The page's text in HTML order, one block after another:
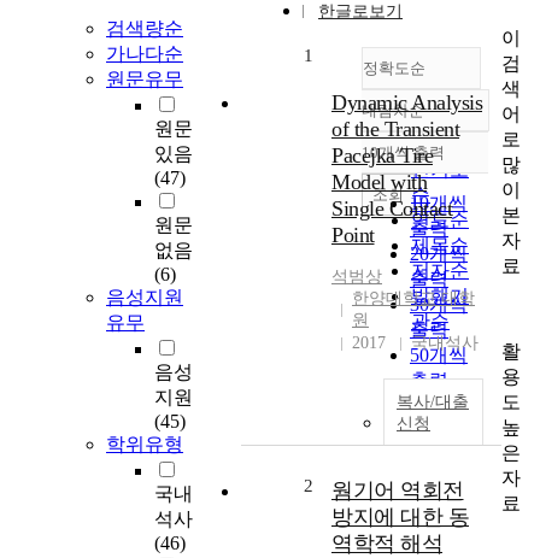
검색량순
가나다순
원문유무
원문
있음
(47)
원문
없음
(6)
음성지원
유무
음성
지원
(45)
학위유형
국내
석사
(46)
한글로보기
정확도순
정확도
순
인기도
순
연도순
제목순
저자순
발행기
관순
내림차순
내림차순
10개씩 출력
10개씩
출력
20개씩
출력
30개씩
출력
50개씩
출력
100개씩
출력
조회
1
Dynamic Analysis
of the Transient
Pacejka Tire
Model with
Single Contact
Point
석범상
한양대학교 대학
원
2017
국내석사
복사/대출
신청
2
웜기어 역회전
방지에 대한 동
역학적 해석
이
검
색
어
로
많
이
본
자
료
활
용
도
높
은
자
료